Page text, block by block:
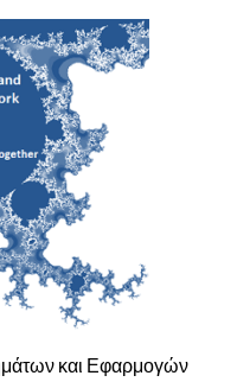
και Εφαρμογών